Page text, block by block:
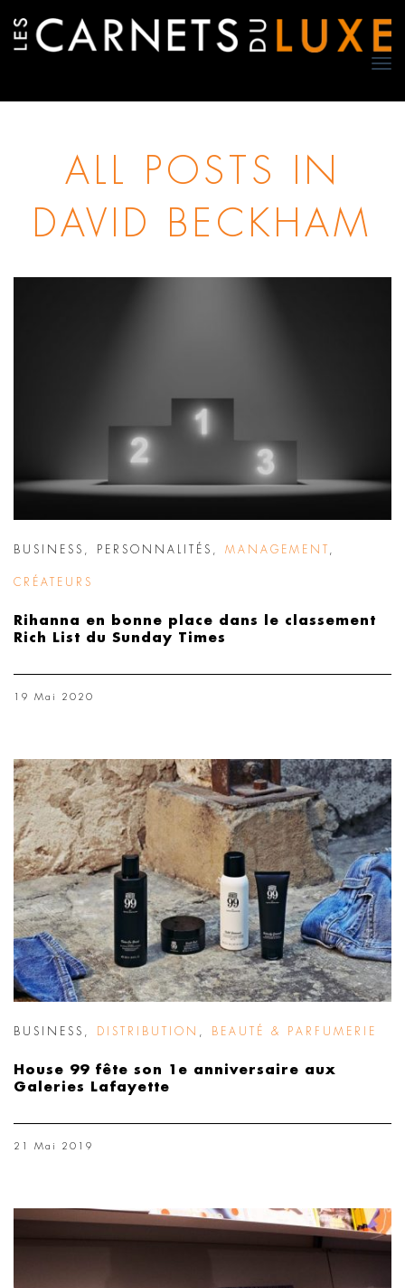
ALL POSTS IN
DAVID BECKHAM
BUSINESS PERSONNALITÉS MANAGEMENT
CRÉATEURS
Rihanna en bonne place dans le classement
Rich List du Sunday Times
19 Mai 2020
BUSINESS DISTRIBUTION BEAUTÉ & PARFUMERIE
House 99 fête son 1e anniversaire aux
Galeries Lafayette
21 Mai 2019